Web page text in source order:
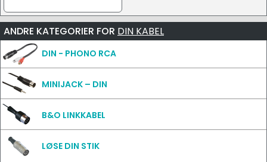
ANDRE KATEGORIER FOR DIN KABEL
DIN - PHONO RCA
MINIJACK – DIN
B&O LINKKABEL
LØSE DIN STIK